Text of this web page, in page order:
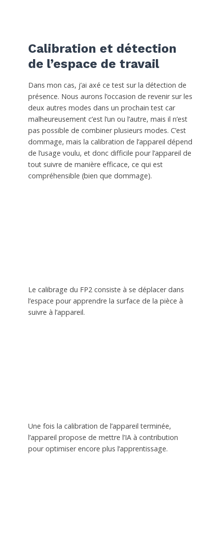
Calibration et détection
de l’espace de travail
Dans mon cas, j’ai axé ce test sur la détection de
présence. Nous aurons l’occasion de revenir sur les
deux autres modes dans un prochain test car
malheureusement c’est l’un ou l’autre, mais il n’est
pas possible de combiner plusieurs modes. C’est
dommage, mais la calibration de l’appareil dépend
de l’usage voulu, et donc difficile pour l’appareil de
tout suivre de manière efficace, ce qui est
compréhensible (bien que dommage).
Le calibrage du FP2 consiste à se déplacer dans
l’espace pour apprendre la surface de la pièce à
suivre à l’appareil.
Une fois la calibration de l’appareil terminée,
l’appareil propose de mettre l’IA à contribution
pour optimiser encore plus l’apprentissage.